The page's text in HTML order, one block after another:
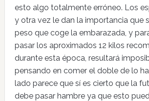
esto algo totalmente erróneo. Los
y otra vez le dan la importancia que
peso que coge la embarazada, y
pasar los aproximados 12 kilos
durante esta época, resultará
pensando en comer el doble de lo
lado parece que sí es cierto que la
debe pasar hambre ya que esto